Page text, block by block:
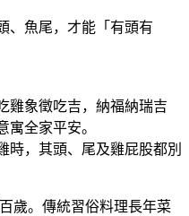
、魚尾，才能「有頭有
雞象徵吃吉，納福納瑞吉
寓全家平安。
時，其頭、尾及雞屁股都別
歲。傳統習俗料理長年菜